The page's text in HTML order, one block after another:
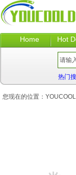
Home Hot
热门
您现在的位置：